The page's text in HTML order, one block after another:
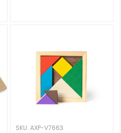
SKU: AXP-V7663